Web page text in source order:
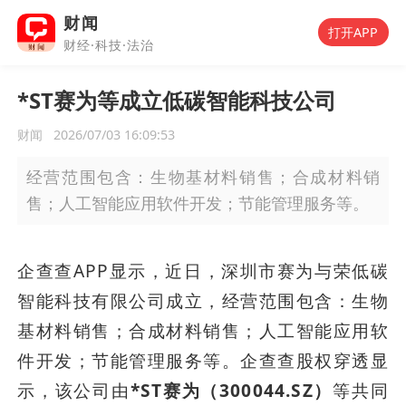
财闻
财经·科技·法治
打开APP
*ST赛为等成立低碳智能科技公司
财闻 2026/07/03 16:09:53
经营范围包含：生物基材料销售；合成材料销
售；人工智能应用软件开发；节能管理服务等。
企查查APP显示，近日，深圳市赛为与荣低碳
智能科技有限公司成立，经营范围包含：生物
基材料销售；合成材料销售；人工智能应用软
件开发；节能管理服务等。企查查股权穿透显
示，该公司由*ST赛为（300044.SZ）等共同